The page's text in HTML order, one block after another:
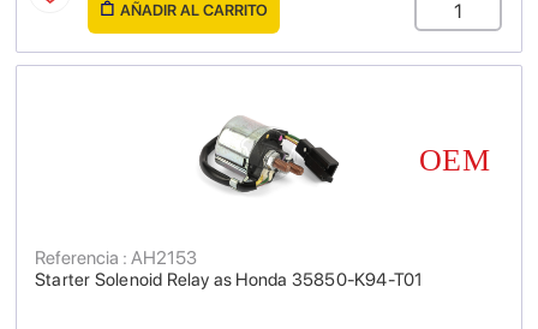
AÑADIR AL CARRITO
Starter Solenoid Relay as Honda 35850-K94-T01
Referencia : AH2153